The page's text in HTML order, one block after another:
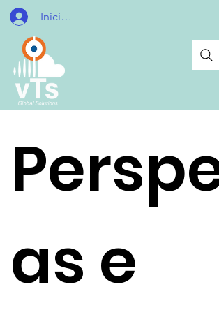
Iniciar sesión
as e